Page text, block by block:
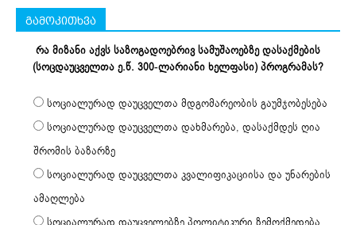
გამოკითხვა
რა მიზანი აქვს საზოგადოებრივ სამუშაოებზე დასაქმების
(სოცდაუცველთა ე.წ. 300-ლარიანი ხელფასი) პროგრამას?
სოციალურად დაუცველთა მდგომარეობის გაუმჯობესება
სოციალურად დაუცველთა დახმარება, დასაქმდეს ღია
შრომის ბაზარზე
სოციალურად დაუცველთა კვალიფიკაციისა და უნარების
ამაღლება